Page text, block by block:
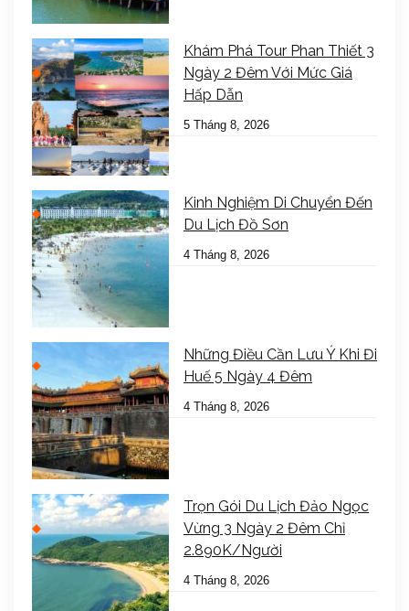
Khám Phá Tour Phan Thiết 3
Ngày 2 Đêm Với Mức Giá
Hấp Dẫn
5 Tháng 8, 2026
Kinh Nghiệm Di Chuyển Đến
Du Lịch Đồ Sơn
4 Tháng 8, 2026
Những Điều Cần Lưu Ý Khi Đi
Huế 5 Ngày 4 Đêm
4 Tháng 8, 2026
Trọn Gói Du Lịch Đảo Ngọc
Vừng 3 Ngày 2 Đêm Chỉ
2.890K/Người
4 Tháng 8, 2026